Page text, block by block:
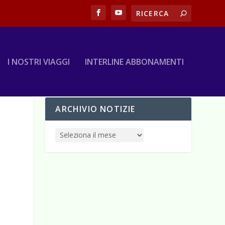
I NOSTRI VIAGGI INTERLINE ABBONAMENTI
ARCHIVIO NOTIZIE